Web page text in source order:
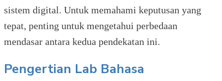
sistem digital. Untuk memahami keputusan yang
tepat, penting untuk mengetahui perbedaan
mendasar antara kedua pendekatan ini.
Pengertian Lab Bahasa